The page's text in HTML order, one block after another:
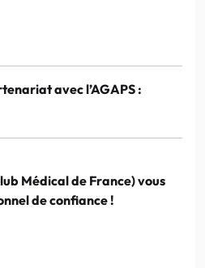
avecl’AGAPS :
Médical de France) vous
de confiance !